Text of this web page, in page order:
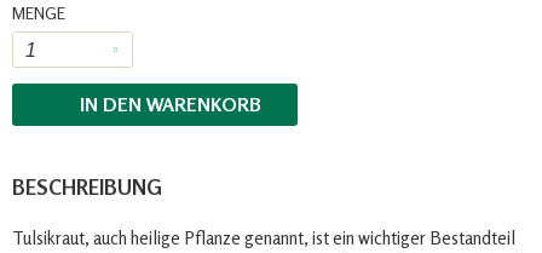
MENGE
IN DEN WARENKORB
BESCHREIBUNG
Tulsikraut, auch heilige Pflanze genannt, ist ein wichtiger Bestandteil